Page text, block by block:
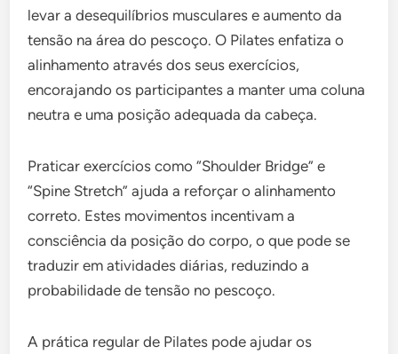
levar a desequilíbrios musculares e aumento da
tensão na área do pescoço. O Pilates enfatiza o
alinhamento através dos seus exercícios,
encorajando os participantes a manter uma coluna
neutra e uma posição adequada da cabeça.
Praticar exercícios como “Shoulder Bridge” e
“Spine Stretch” ajuda a reforçar o alinhamento
correto. Estes movimentos incentivam a
consciência da posição do corpo, o que pode se
traduzir em atividades diárias, reduzindo a
probabilidade de tensão no pescoço.
A prática regular de Pilates pode ajudar os